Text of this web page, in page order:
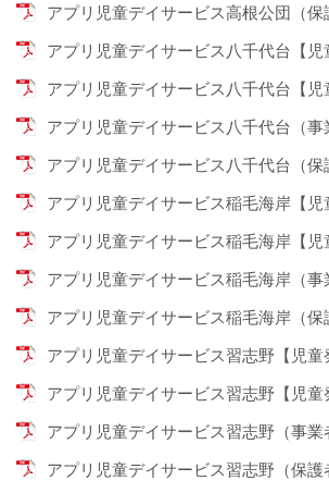
アプリ児童デイサービス高根公団（保
アプリ児童デイサービス八千代台【児
アプリ児童デイサービス八千代台【児
アプリ児童デイサービス八千代台（事
アプリ児童デイサービス八千代台（保
アプリ児童デイサービス稲毛海岸【児
アプリ児童デイサービス稲毛海岸【児
アプリ児童デイサービス稲毛海岸（事
アプリ児童デイサービス稲毛海岸（保
アプリ児童デイサービス習志野【児童
アプリ児童デイサービス習志野【児童
アプリ児童デイサービス習志野（事業
アプリ児童デイサービス習志野（保護